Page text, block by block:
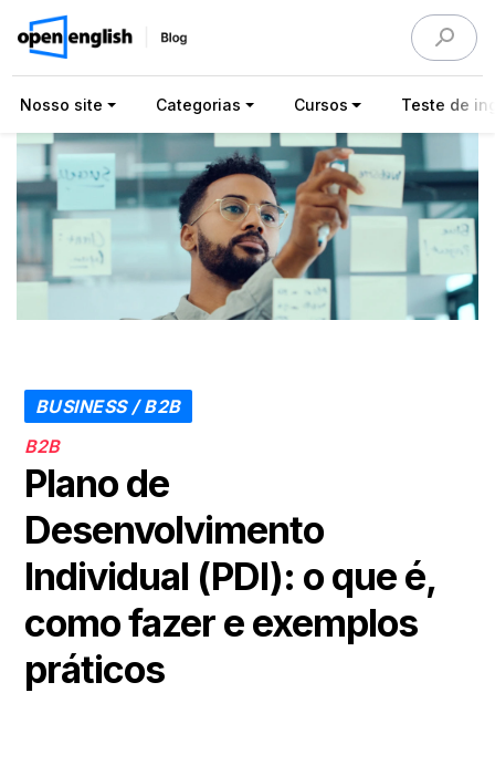
Nosso site Categorias Cursos Teste de
BUSINESS / B2B
B2B
Plano de
Desenvolvimento
Individual (PDI): o que é,
como fazer e exemplos
práticos